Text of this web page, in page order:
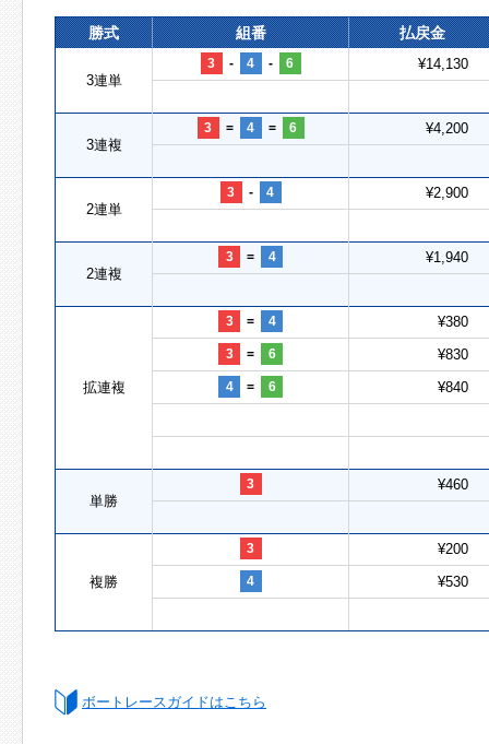
勝式 組番 払戻金
3連単
3 - 4 - 6 ¥14,130
3連複
3 = 4 = 6 ¥4,200
2連単
3 - 4 ¥2,900
2連複
3 = 4 ¥1,940
拡連複
3 = 4 ¥380
3 = 6 ¥830
4 = 6 ¥840
単勝
3 ¥460
複勝
3 ¥200
4 ¥530
ボートレースガイドはこちら